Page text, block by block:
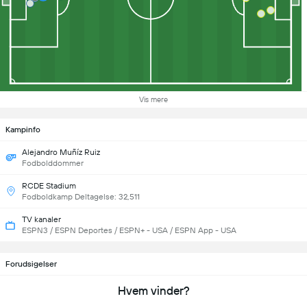
Vis mere
Kampinfo
Alejandro Muñíz Ruiz
Fodbolddommer
RCDE Stadium
Fodboldkamp Deltagelse: 32,511
TV kanaler
ESPN3 / ESPN Deportes / ESPN+ - USA / ESPN App - USA
Forudsigelser
Hvem vinder?